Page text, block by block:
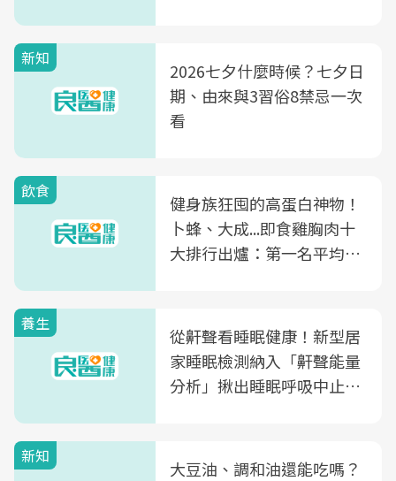
新知
2026七夕什麼時候？七夕日
期、由來與3習俗8禁忌一次
看
飲食
健身族狂囤的高蛋白神物！
卜蜂、大成...即食雞胸肉十
大排行出爐：第一名平均一
養生
從鼾聲看睡眠健康！新型居
家睡眠檢測納入「鼾聲能量
分析」揪出睡眠呼吸中止症
新知
大豆油、調和油還能吃嗎？